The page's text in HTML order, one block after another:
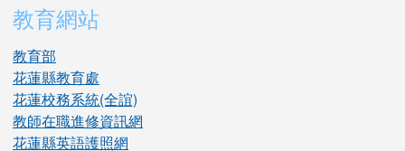
教育網站
教育部
花蓮縣教育處
花蓮校務系統(全誼)
教師在職進修資訊網
花蓮縣英語護照網